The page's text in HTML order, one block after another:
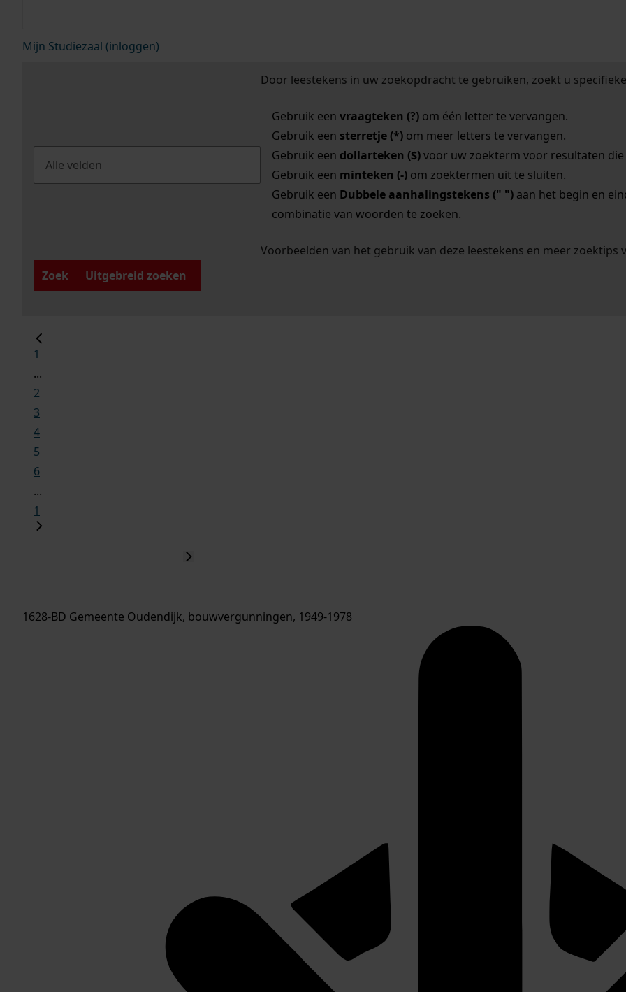
Mijn Studiezaal (inloggen)
Door leestekens in uw zoekopdracht te gebruiken, zoekt u
Gebruik een vraagteken (?)om één letter te vervangen.
Gebruik een sterretje (*)om meer letters te vervangen.
Gebruik een dollarteken ($)voor uw zoekterm voor resultaten die
Gebruik een minteken (-)om zoektermen uit te sluiten.
Gebruik een Dubbele aanhalingstekens (" ")aan het begin en
combinatie van woorden te zoeken.
Voorbeelden van het gebruik van deze leestekens en meer zoektips
Zoek
Uitgebreid zoeken
1
...
2
3
4
5
6
...
1
1628-BD Gemeente Oudendijk, bouwvergunningen, 1949-1978